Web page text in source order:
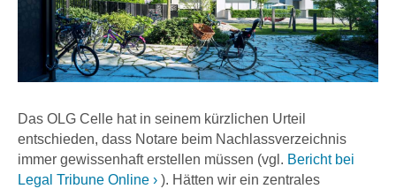
Das OLG Celle hat in seinem kürzlichen Urteil
entschieden, dass Notare beim Nachlassverzeichnis
immer gewissenhaft erstellen müssen (vgl. Bericht bei
Legal Tribune Online › ). Hätten wir ein zentrales